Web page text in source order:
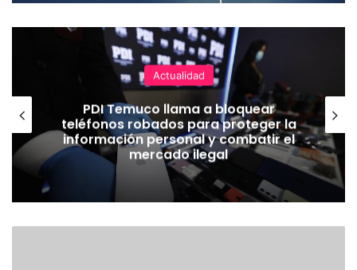
Actualidad
PDI Temuco llama a bloquear
teléfonos robados para proteger la
información personal y combatir el
mercado ilegal